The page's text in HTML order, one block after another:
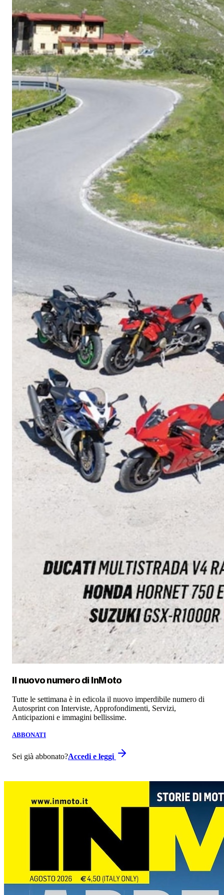
Il nuovo numero di InMoto
Tutte le settimana è in edicola il nuovo imperdibile numero di
Autosprint con Interviste, Approfondimenti, Servizi,
Anticipazioni e immagini bellissime.
ABBONATI
Sei già abbonato?Accedi e leggi